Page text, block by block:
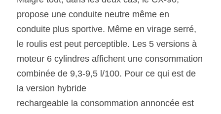
propose une conduite neutre même en
conduite plus sportive. Même en virage serré,
le roulis est peut perceptible. Les 5 versions à
moteur 6 cylindres affichent une consommation
combinée de 9,3-9,5 l/100. Pour ce qui est de
la version hybride
rechargeable la consommation annoncée est